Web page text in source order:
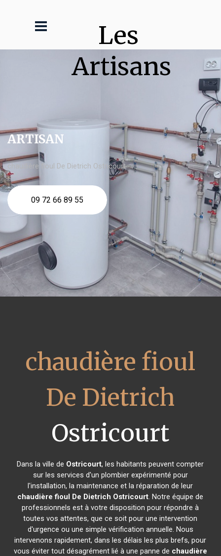
Les
Artisans
ARTISAN
chaudière fioul De Dietrich Ostricourt
09 72 66 89 55
chaudière fioul
De Dietrich
Ostricourt
Dans la ville de Ostricourt, les habitants peuvent compter
sur les services d'un plombier expérimenté pour
l'installation, la maintenance et la réparation de leur
chaudière fioul De Dietrich Ostricourt. Notre équipe de
professionnels est à votre disposition pour répondre à
toutes vos attentes, que ce soit pour une intervention
d'urgence ou une simple vérification annuelle. Nous
intervenons rapidement, dans les délais les plus brefs, pour
vous éviter tout désagrément lié à une panne de chaudière